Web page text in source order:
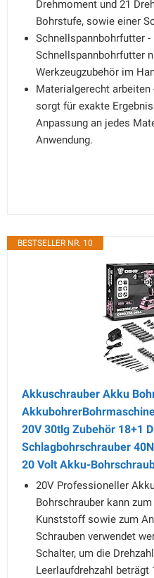
Drehmoment und 21
Bohrstufe, sowie einer
Schnellspannbohrfutter
Schnellspannbohrfutter
Werkzeugzubehör im
Materialgerecht
sorgt für exakte
Anpassung an jedes
Anwendung.
BESTSELLER NR. 10
Akkuschrauber Akku
20V 30tlg Zubehör 18+1
Schlagbohrschrauber
20 Volt Akku-
20V Professioneller
Bohrschrauber kann
Kunststoff sowie zum
Schrauben verwendet
Schalter, um die
Leerlaufdrehzahl beträgt